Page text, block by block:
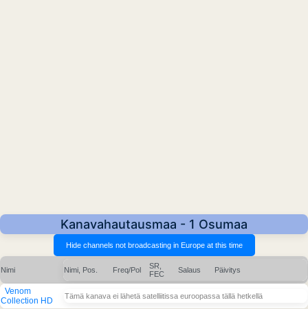
Kanavahautausmaa - 1 Osumaa
Nimi Nimi, Pos. Freq/Pol
SR,
FEC
Salaus Päivitys
Venom
Collection HD
Tämä kanava ei lähetä satelliitissa euroopassa tällä hetkellä